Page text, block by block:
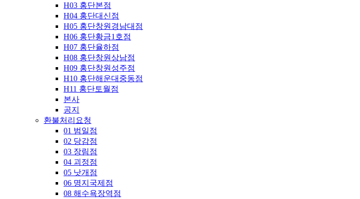
H03 홍단본점
H04 홍단대신점
H05 홍단창원경남대점
H06 홍단황금1호점
H07 홍단율하점
H08 홍단창원상남점
H09 홍단창원성주점
H10 홍단해운대중동점
H11 홍단토월점
본사
공지
환불처리요청
01 범일점
02 당감점
03 장림점
04 괴정점
05 낫개점
06 명지국제점
08 해수욕장역점